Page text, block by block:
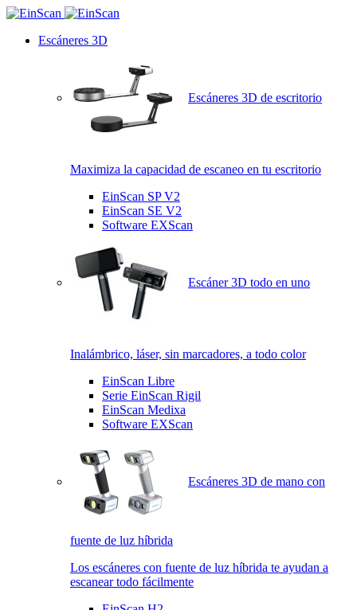
Escáneres 3D
Escáneres 3D de escritorio
Maximiza la capacidad de escaneo en tu escritorio
EinScan SP V2
EinScan SE V2
Software EXScan
Escáner 3D todo en uno
Inalámbrico, láser, sin marcadores, a todo color
EinScan Libre
Serie EinScan Rigil
EinScan Medixa
Software EXScan
Escáneres 3D de mano con
fuente de luz híbrida
Los escáneres con fuente de luz híbrida te ayudan a
escanear todo fácilmente